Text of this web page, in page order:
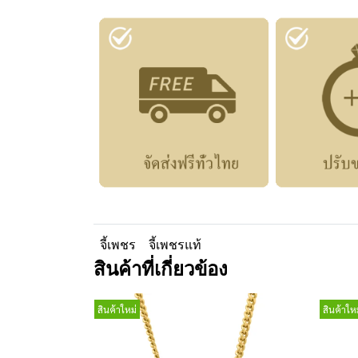
จี้เพชร จี้เพชรแท้
สินค้าที่เกี่ยวข้อง
สินค้าใหม่ สินค้าให